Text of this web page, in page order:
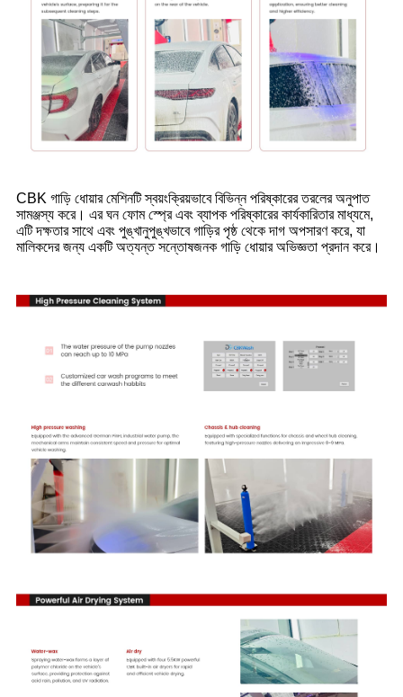
CBK গাড়ি ধোয়ার মেশিনটি স্বয়ংক্রিয়ভাবে বিভিন্ন পরিষ্কারের তরলের অনুপাত
সামঞ্জস্য করে। এর ঘন ফোম স্প্রে এবং ব্যাপক পরিষ্কারের কার্যকারিতার মাধ্যমে,
এটি দক্ষতার সাথে এবং পুঙ্খানুপুঙ্খভাবে গাড়ির পৃষ্ঠ থেকে দাগ অপসারণ করে, যা
মালিকদের জন্য একটি অত্যন্ত সন্তোষজনক গাড়ি ধোয়ার অভিজ্ঞতা প্রদান করে।